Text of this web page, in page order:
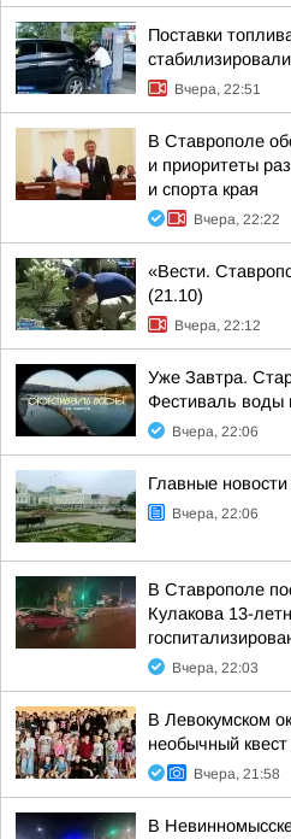
Поставки
Вчера, 22:51
В Ставрополе
и приоритеты
и спорта края
Вчера, 22:22
«Вести.
(21.10)
Вчера, 22:12
Уже Завтра.
Фестиваль воды
Вчера, 22:06
Главные новости
Вчера, 22:06
В Ставрополе
Кулакова 13-
Вчера, 22:03
В Левокумском
необычный
Вчера, 21:58
В